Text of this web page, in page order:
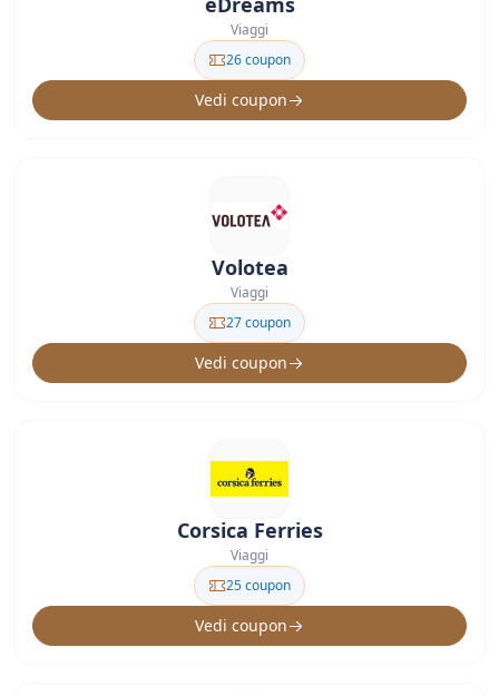
Viaggi
26 coupon
Vedi coupon
Volotea
Viaggi
27 coupon
Vedi coupon
Corsica Ferries
Viaggi
25 coupon
Vedi coupon